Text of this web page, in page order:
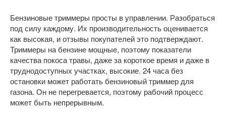
Бензиновые триммеры просты в управлении. Разобраться
под силу каждому. Их производительность оценивается
как высокая, и отзывы покупателей это подтверждают.
Триммеры на бензине мощные, поэтому показатели
качества покоса травы, даже за короткое время и даже в
труднодоступных участках, высокие. 24 часа без
остановки может работать бензиновый триммер для
газона. Он не перегревается, поэтому рабочий процесс
может быть непрерывным.